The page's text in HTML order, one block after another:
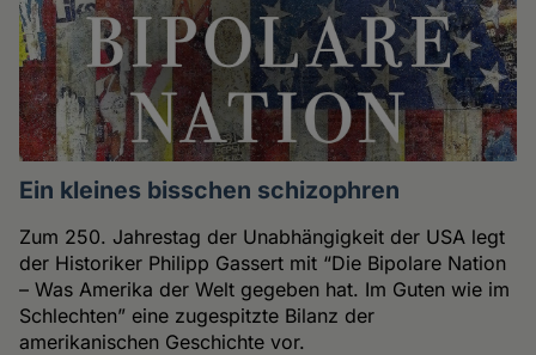
Ein kleines bisschen schizophren
Zum 250. Jahrestag der Unabhängigkeit der USA legt
der Historiker Philipp Gassert mit “Die Bipolare Nation
– Was Amerika der Welt gegeben hat. Im Guten wie im
Schlechten” eine zugespitzte Bilanz der
amerikanischen Geschichte vor.